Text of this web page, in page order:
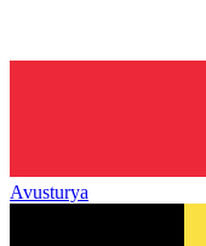
Avusturya